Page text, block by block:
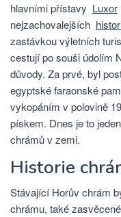
hlavními přístavy Luxor
nejzachovalejších
zastávkou výletních
cestují po souši údolím
důvody. Za prvé, byl
egyptské faraonské
vykopáním v polovině
pískem. Dnes je to
chrámů v zemi.
Historie
Stávající Horův chrám
chrámu, také